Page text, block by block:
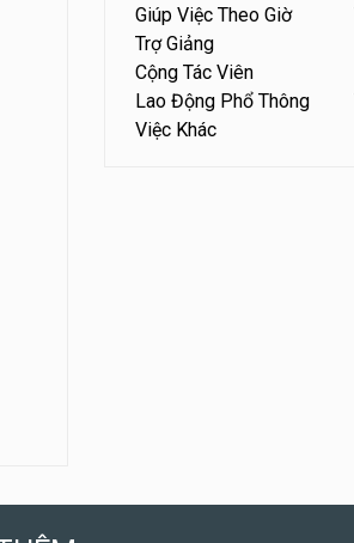
Giúp Việc Theo Giờ
Trợ Giảng
Cộng Tác Viên
Lao Động Phổ Thông
Việc Khác